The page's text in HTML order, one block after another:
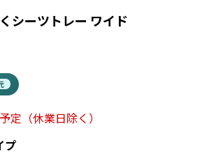
シーツトレー ワイド
定 （休業日除く）
プ